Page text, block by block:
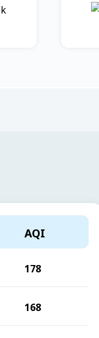
AQI
178
168